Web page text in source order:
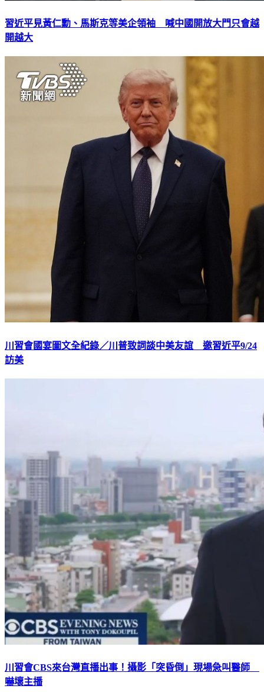
習近平見黃仁勳、馬斯克等美企領袖 喊中國開放大門只會越
川習會國宴圖文全紀錄／川普致詞談中美友誼 邀習近平9/24
川習會CBS來台灣直播出事！攝影「突昏倒」現場急叫醫師